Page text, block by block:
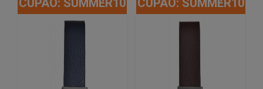
CUPÃO: SUMMER10 CUPÃO: SUMMER10